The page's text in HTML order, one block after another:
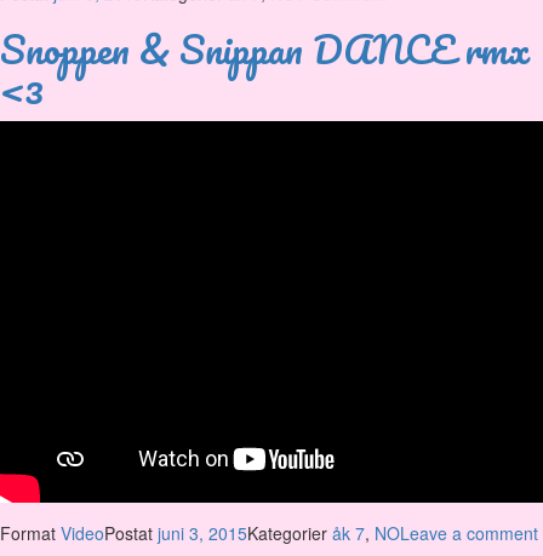
Snoppen & Snippan DANCE rmx
<3
Format VideoPostat juni 3, 2015Kategorier åk 7, NOLeave a comment